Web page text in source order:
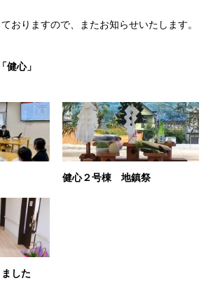
おりますので、またお知らせいたします。
健心」
健心２号棟 地鎮祭
した